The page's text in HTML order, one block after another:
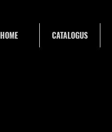
HOME CATALOGUS